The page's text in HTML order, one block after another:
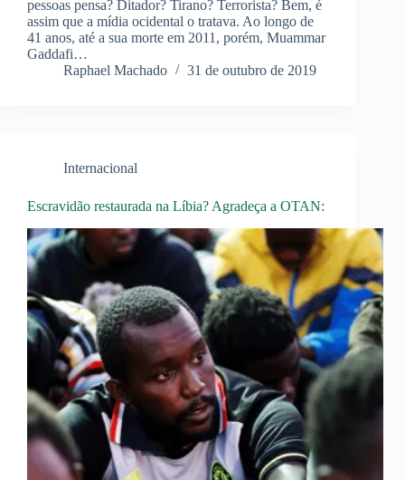
pessoas pensa? Ditador? Tirano? Terrorista? Bem, é
assim que a mídia ocidental o tratava. Ao longo de
41 anos, até a sua morte em 2011, porém, Muammar
Gaddafi…
Raphael Machado
31 de outubro de 2019
Internacional
Escravidão restaurada na Líbia? Agradeça a OTAN: